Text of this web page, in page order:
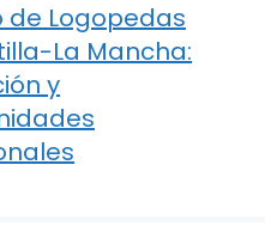
de Logopedas
La Mancha:
y